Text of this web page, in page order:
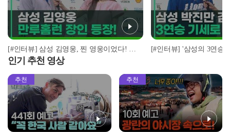
[#인터뷰] 삼성 김영웅, 찐 영웅이었다! 통산 두 번째 만루홈런 폭발 I #베이스볼투나잇 2025.03.25
인기 추천 영상
추천 추천